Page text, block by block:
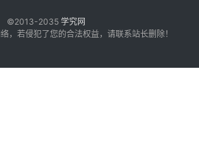
©2013-2035 学究网
，若侵犯了您的合法权益，请联系站长删除！